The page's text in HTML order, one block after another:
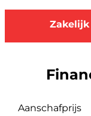
Zakelijk
Aanschafprijs